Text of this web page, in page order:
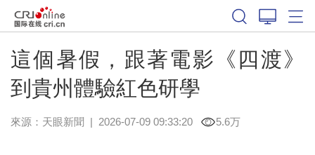
這個暑假，跟著電影《四渡》
到貴州體驗紅色研學
來源： 天眼新聞 | 2026-07-09 09:33:20 5.6万